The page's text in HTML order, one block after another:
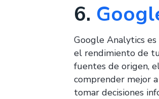
6.
Google Analytics
el rendimiento de
fuentes de origen,
comprender mejor
tomar decisiones